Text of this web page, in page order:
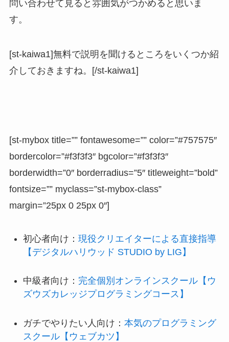
問い合わせて見ると雰囲気がつかめると思いま
す。
[st-kaiwa1]無料で説明を聞けるところをいくつか紹
介しておきますね。[/st-kaiwa1]
[st-mybox title=”” fontawesome=”” color=”#757575″
bordercolor=”#f3f3f3″ bgcolor=”#f3f3f3″
borderwidth=”0″ borderradius=”5″ titleweight=”bold”
fontsize=”” myclass=”st-mybox-class”
margin=”25px 0 25px 0″]
初心者向け： 現役クリエイターによる直接指導
【デジタルハリウッド STUDIO by LIG】
中級者向け： 完全個別オンラインスクール【ウ
ズウズカレッジプログラミングコース】
ガチでやりたい人向け： 本気のプログラミング
スクール【ウェブカツ】